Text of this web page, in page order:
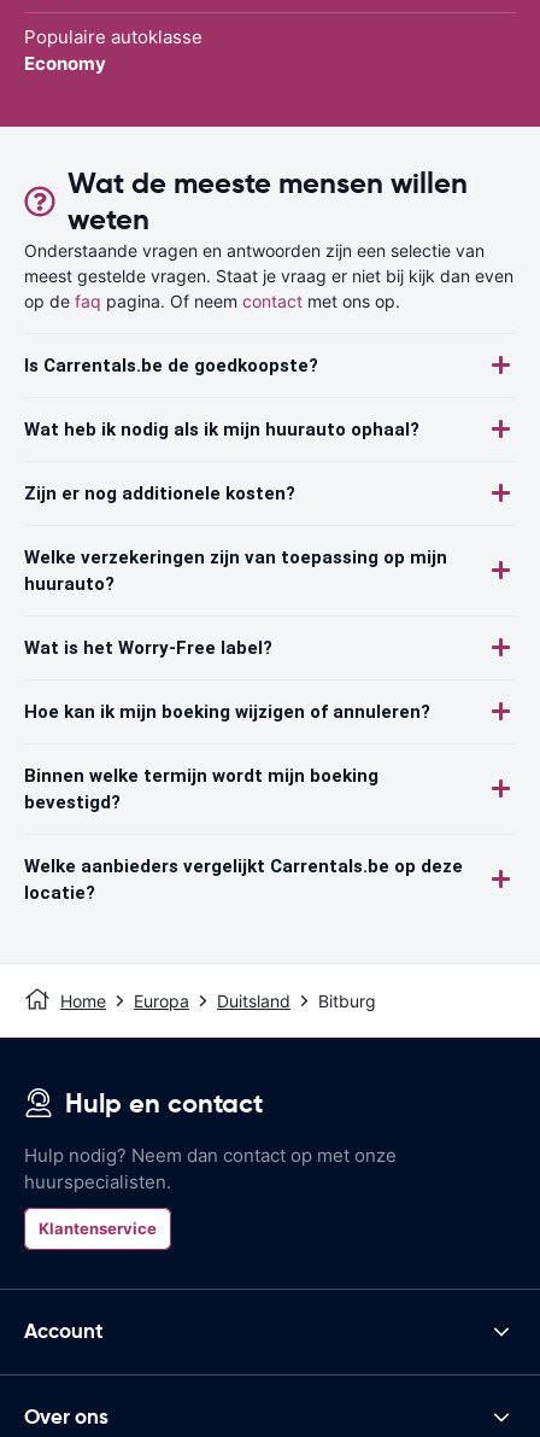
Populaire autoklasse
Economy
Wat de meeste mensen willen
weten
Onderstaande vragen en antwoorden zijn een selectie van
meest gestelde vragen. Staat je vraag er niet bij kijk dan even
op de faq pagina. Of neem contact met ons op.
Is Carrentals.be de goedkoopste?
Wat heb ik nodig als ik mijn huurauto ophaal?
Zijn er nog additionele kosten?
Welke verzekeringen zijn van toepassing op mijn
huurauto?
Wat is het Worry-Free label?
Hoe kan ik mijn boeking wijzigen of annuleren?
Binnen welke termijn wordt mijn boeking
bevestigd?
Welke aanbieders vergelijkt Carrentals.be op deze
locatie?
Home Europa Duitsland Bitburg
Hulp en contact
Hulp nodig? Neem dan contact op met onze
huurspecialisten.
Klantenservice
Account
Over ons